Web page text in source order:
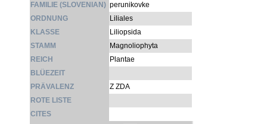
FAMILIE (SLOVENIAN) perunikovke
ORDNUNG
Liliales
KLASSE
Liliopsida
STAMM
Magnoliophyta
REICH
Plantae
BLÜEZEIT
PRÄVALENZ
Z ZDA
ROTE LISTE
CITES